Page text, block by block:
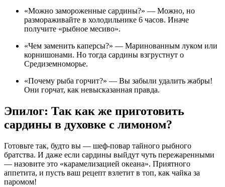
«Можно замороженные сардины?» — Можно, но
размораживайте в холодильнике 6 часов. Иначе
получите «рыбное месиво».
«Чем заменить каперсы?» — Маринованным луком или
корнишонами. Но тогда сардины взгрустнут о
Средиземноморье.
«Почему рыба горчит?» — Вы забыли удалить жабры!
Они горчат, как невысказанная правда.
Эпилог: Так как же приготовить
сардины в духовке с лимоном?
Готовьте так, будто вы — шеф-повар тайного рыбного
братства. И даже если сардины выйдут чуть пережаренными
— назовите это «карамелизацией океана». Приятного
аппетита, и пусть ваш рецепт взлетит в топ, как чайка за
паромом!